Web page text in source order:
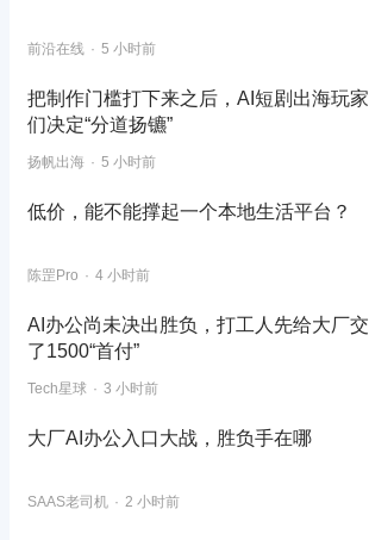
前沿在线 5 小时前
把制作门槛打下来之后，AI短剧出海玩家
们决定“分道扬镳”
扬帆出海 5 小时前
低价，能不能撑起一个本地生活平台？
陈罡Pro 4 小时前
AI办公尚未决出胜负，打工人先给大厂交
了1500“首付”
Tech星球 3 小时前
大厂AI办公入口大战，胜负手在哪
SAAS老司机 2 小时前